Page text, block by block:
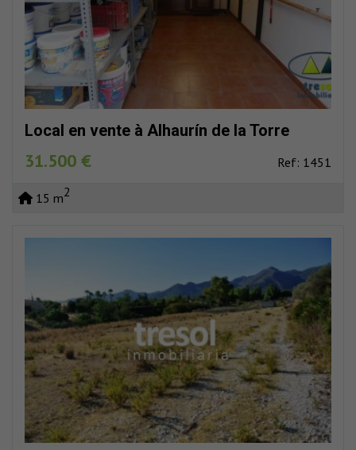
Local en vente à Alhaurín de la Torre
31.500 € Ref: 1451
15 m2